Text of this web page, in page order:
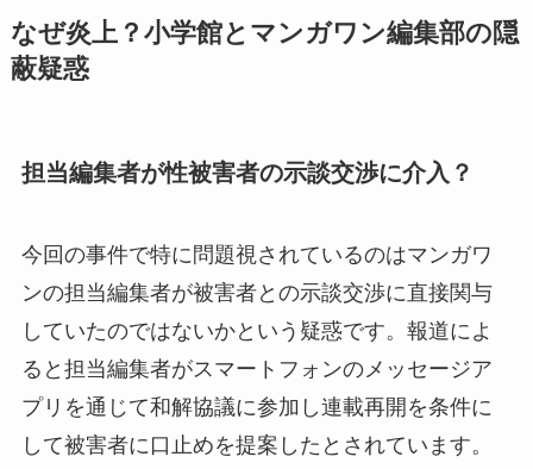
なぜ炎上？小学館とマンガワン編集部の隠
蔽疑惑
担当編集者が性被害者の示談交渉に介入？
今回の事件で特に問題視されているのはマンガワ
ンの担当編集者が被害者との示談交渉に直接関与
していたのではないかという疑惑です。報道によ
ると担当編集者がスマートフォンのメッセージア
プリを通じて和解協議に参加し連載再開を条件に
して被害者に口止めを提案したとされています。